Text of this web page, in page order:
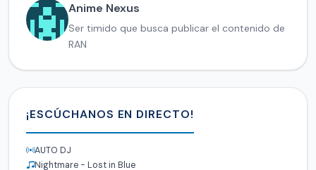
Anime Nexus
Ser timido que busca publicar el contenido de
RAN
¡ESCÚCHANOS EN DIRECTO!
AUTO DJ
Nightmare - Lost in Blue